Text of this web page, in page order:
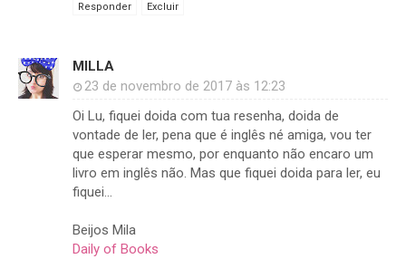
Responder Excluir
MILLA
23 de novembro de 2017 às 12:23
Oi Lu, fiquei doida com tua resenha, doida de
vontade de ler, pena que é inglês né amiga, vou ter
que esperar mesmo, por enquanto não encaro um
livro em inglês não. Mas que fiquei doida para ler, eu
fiquei...
Beijos Mila
Daily of Books